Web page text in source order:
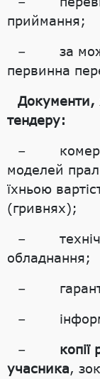
приймання;
– за
первинна
Документи,
тендеру:
–
моделей
їхньою
(гривнях);
–
обладнання;
–
–
– копії
учасника,